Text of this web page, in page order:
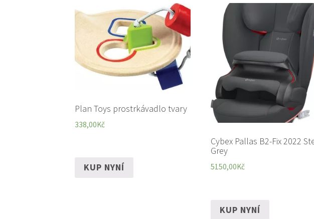
Plan Toys prostrkávadlo tvary
338,00Kč
KUP NYNÍ
Cybex Pallas B2-Fix 2022
Grey
5150,00Kč
KUP NYNÍ